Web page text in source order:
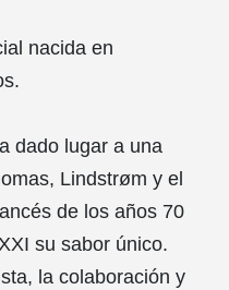
nacida en
dado lugar a una
Lindstrøm y el
de los años 70
su sabor único.
la colaboración y